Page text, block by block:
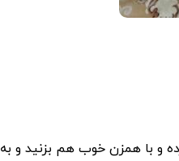
و با همزن خوب هم بزنید و به